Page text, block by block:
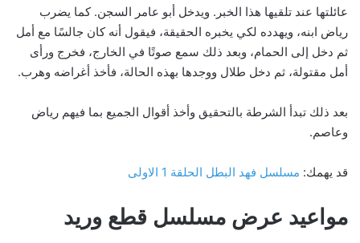
عائلتها عند تلقيها هذا الخبر. ويدخل أبو عامر السجن. كما يضرب
رياض ابنه، ويهدده لكي يخبره الحقيقة، فيقول أنه كان جالسًا مع أمل
ثم دخل إلى الحمام، وبعد ذلك سمع صوتًا في الخارج، فخرج ورأى
أمل مقتولة، ثم دخل طلال ووجدها بهذه الحالة، فأخذ أغراضه وهرب.
بعد ذلك تبدأ الشرطة بالتحقيق وأخذ أقوال الجميع بما فيهم رياض
وعاصم.
قد يهمك: مسلسل فهد البطل الحلقة 1 الاولى
مواعيد عرض مسلسل قطع وريد